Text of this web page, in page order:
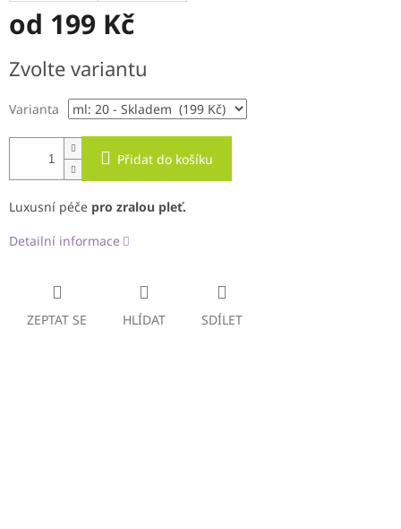
od 199 Kč
cena:
Zvolte variantu
Varianta
Přidat do košíku
Luxusní péče pro zralou pleť.
Detailní informace
ZEPTAT SE HLÍDAT SDÍLET